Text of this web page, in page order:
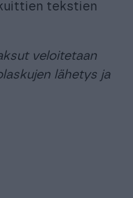
tekstien
veloitetaan
lähetys ja